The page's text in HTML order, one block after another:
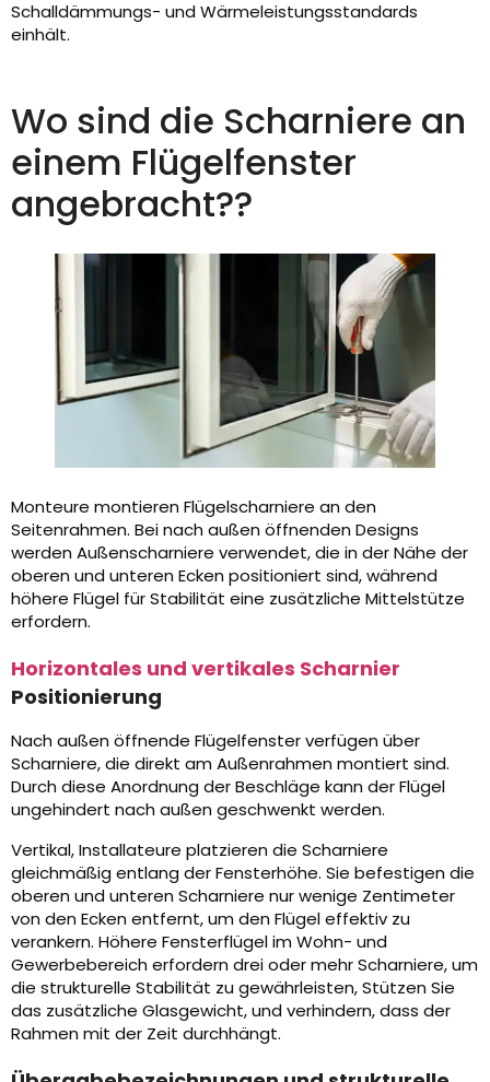
Schalldämmungs- und Wärmeleistungsstandards
einhält.
Wo sind die Scharniere an
einem Flügelfenster
angebracht??
Monteure montieren Flügelscharniere an den
Seitenrahmen. Bei nach außen öffnenden Designs
werden Außenscharniere verwendet, die in der Nähe der
oberen und unteren Ecken positioniert sind, während
höhere Flügel für Stabilität eine zusätzliche Mittelstütze
erfordern.
Horizontales und vertikales Scharnier
Positionierung
Nach außen öffnende Flügelfenster verfügen über
Scharniere, die direkt am Außenrahmen montiert sind.
Durch diese Anordnung der Beschläge kann der Flügel
ungehindert nach außen geschwenkt werden.
Vertikal, Installateure platzieren die Scharniere
gleichmäßig entlang der Fensterhöhe. Sie befestigen die
oberen und unteren Scharniere nur wenige Zentimeter
von den Ecken entfernt, um den Flügel effektiv zu
verankern. Höhere Fensterflügel im Wohn- und
Gewerbebereich erfordern drei oder mehr Scharniere, um
die strukturelle Stabilität zu gewährleisten, Stützen Sie
das zusätzliche Glasgewicht, und verhindern, dass der
Rahmen mit der Zeit durchhängt.